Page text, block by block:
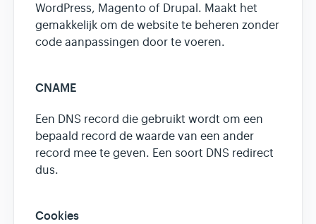
WordPress, Magento of Drupal. Maakt het
gemakkelijk om de website te beheren zonder
code aanpassingen door te voeren.
CNAME
Een DNS record die gebruikt wordt om een
bepaald record de waarde van een ander
record mee te geven. Een soort DNS redirect
dus.
Cookies